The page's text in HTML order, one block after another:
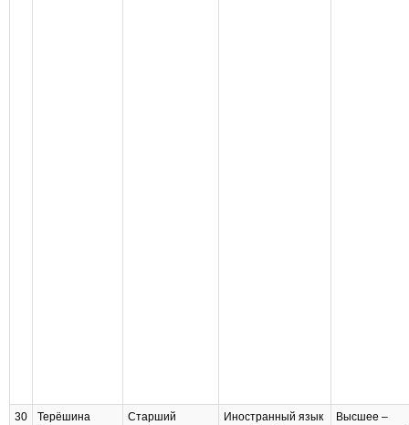
30
Терёшина
Старший
Иностранный язык
Высшее –